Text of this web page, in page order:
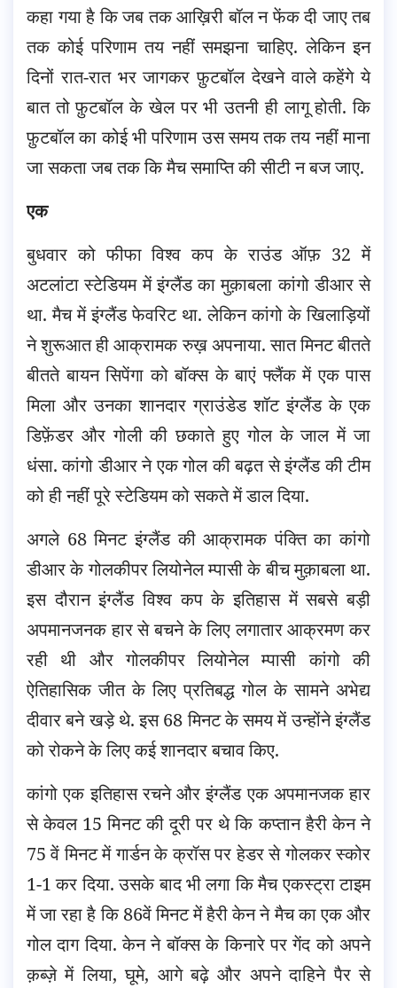
कहा गया है कि जब तक आख़िरी बॉल न फेंक दी जाए तब
तक कोई परिणाम तय नहीं समझना चाहिए. लेकिन इन
दिनों रात-रात भर जागकर फ़ुटबॉल देखने वाले कहेंगे ये
बात तो फ़ुटबॉल के खेल पर भी उतनी ही लागू होती. कि
फ़ुटबॉल का कोई भी परिणाम उस समय तक तय नहीं माना
जा सकता जब तक कि मैच समाप्ति की सीटी न बज जाए.
एक
बुधवार को फीफा विश्व कप के राउंड ऑफ़ 32 में
अटलांटा स्टेडियम में इंग्लैंड का मुक़ाबला कांगो डीआर से
था. मैच में इंग्लैंड फेवरिट था. लेकिन कांगो के खिलाड़ियों
ने शुरूआत ही आक्रामक रुख़ अपनाया. सात मिनट बीतते
बीतते बायन सिपेंगा को बॉक्स के बाएं फ्लैंक में एक पास
मिला और उनका शानदार ग्राउंडेड शॉट इंग्लैंड के एक
डिफ़ेंडर और गोली की छकाते हुए गोल के जाल में जा
धंसा. कांगो डीआर ने एक गोल की बढ़त से इंग्लैंड की टीम
को ही नहीं पूरे स्टेडियम को सकते में डाल दिया.
अगले 68 मिनट इंग्लैंड की आक्रामक पंक्ति का कांगो
डीआर के गोलकीपर लियोनेल म्पासी के बीच मुक़ाबला था.
इस दौरान इंग्लैंड विश्व कप के इतिहास में सबसे बड़ी
अपमानजनक हार से बचने के लिए लगातार आक्रमण कर
रही थी और गोलकीपर लियोनेल म्पासी कांगो की
ऐतिहासिक जीत के लिए प्रतिबद्ध गोल के सामने अभेद्य
दीवार बने खड़े थे. इस 68 मिनट के समय में उन्होंने इंग्लैंड
को रोकने के लिए कई शानदार बचाव किए.
कांगो एक इतिहास रचने और इंग्लैंड एक अपमानजक हार
से केवल 15 मिनट की दूरी पर थे कि कप्तान हैरी केन ने
75 वें मिनट में गार्डन के क्रॉस पर हेडर से गोलकर स्कोर
1-1 कर दिया. उसके बाद भी लगा कि मैच एकस्ट्रा टाइम
में जा रहा है कि 86वें मिनट में हैरी केन ने मैच का एक और
गोल दाग दिया. केन ने बॉक्स के किनारे पर गेंद को अपने
क़ब्ज़े में लिया, घूमे, आगे बढ़े और अपने दाहिने पैर से